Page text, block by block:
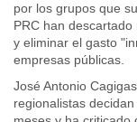
por los grupos que
PRC han
y eliminar el gasto
empresas públicas.
José Antonio
regionalistas